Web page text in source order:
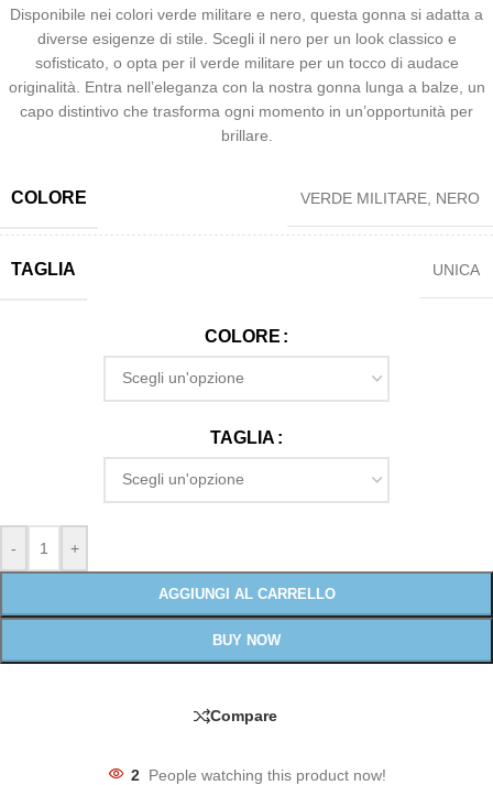
Disponibile nei colori verde militare e nero, questa gonna si adatta a
diverse esigenze di stile. Scegli il nero per un look classico e
sofisticato, o opta per il verde militare per un tocco di audace
originalità. Entra nell’eleganza con la nostra gonna lunga a balze, un
capo distintivo che trasforma ogni momento in un’opportunità per
brillare.
COLORE VERDE MILITARE NERO
TAGLIA UNICA
COLORE
TAGLIA
- +
AGGIUNGI AL CARRELLO
BUY NOW
Compare
2 People watching this product now!